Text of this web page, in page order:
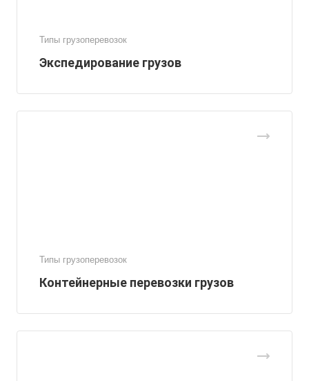
Типы грузоперевозок
Экспедирование грузов
Типы грузоперевозок
Контейнерные перевозки грузов